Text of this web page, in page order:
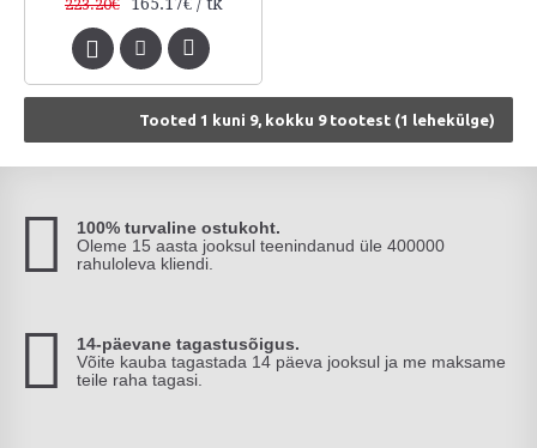
223.20€
Tooted 1 kuni 9, kokku 9 tootest (1 lehekülge)
100% turvaline ostukoht.
Oleme 15 aasta jooksul teenindanud üle 400000
rahuloleva kliendi.
14-päevane tagastusõigus.
Võite kauba tagastada 14 päeva jooksul ja me maksame
teile raha tagasi.